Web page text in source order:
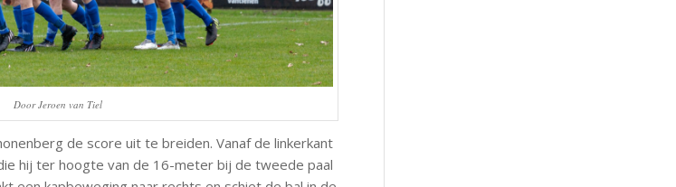
Door Jeroen van Tiel
de score uit te breiden. Vanaf de linkerkant
hij ter hoogte van de 16-meter bij de tweede paal